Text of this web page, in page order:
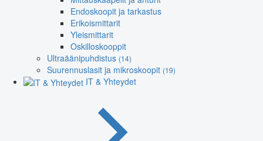
Endoskoopit ja tarkastus
Erikoismittarit
Yleismittarit
Oskilloskooppit
Ultraäänipuhdistus (14)
Suurennuslasit ja mikroskoopit (19)
IT & Yhteydet